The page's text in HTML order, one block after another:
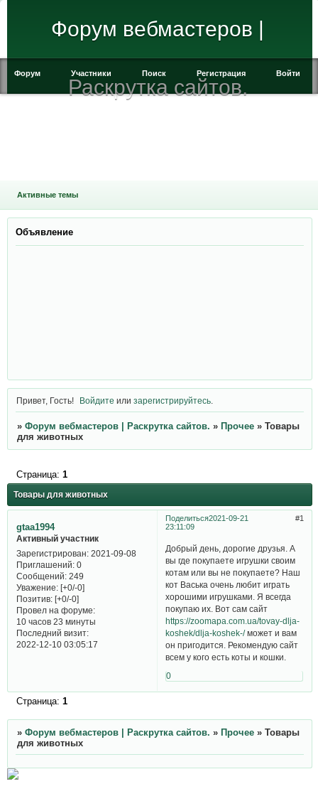
Форум вебмастеров |
Раскрутка сайтов.
Форум Участники Поиск Регистрация Войти
Активные темы
Объявление
Привет, Гость! Войдите илизарегистрируйтесь
» Форум вебмастеров | Раскрутка сайтов. » Прочее » Товары
для животных
Товары для животных
Страница: 1
Поделиться 1
2021-09-21
23:11:09
gtaa1994
Активный участник
Зарегистрирован: 2021-09-08
Приглашений:0
Сообщений:249
Уважение: [+0/-0]
Позитив: [+0/-0]
Провел на форуме:
10 часов 23 минуты
Последний визит:
2022-12-10 03:05:17
Добрый день, дорогие друзья. А
вы где покупаете игрушки своим
котам или вы не покупаете? Наш
кот Васька очень любит играть
хорошими игрушками. Я всегда
покупаю их. Вот сам сайт
https://zoomapa.com.ua/tovay-dlja-
koshek/dlja-koshek-/может и вам
он пригодится. Рекомендую сайт
всем у кого есть коты и кошки.
0
Страница: 1
» Форум вебмастеров | Раскрутка сайтов. » Прочее » Товары
для животных